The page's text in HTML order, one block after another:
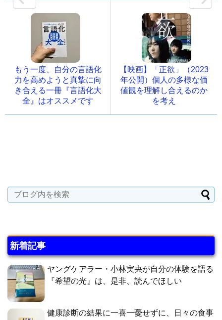
もう一度、自分の言語化
力を高めようと真摯に向
き合える一冊『言語化大
全』はオススメです
【映画】「正欲」（2023
年公開）個人の多様な価
値観を理解し合えるのか
を考え
新着記事
ヤングケアラー・小林実央が自分の体験を語る
『希望の光』は、是非、読んでほしい
健康診断の結果に一喜一憂せずに、日々の食事